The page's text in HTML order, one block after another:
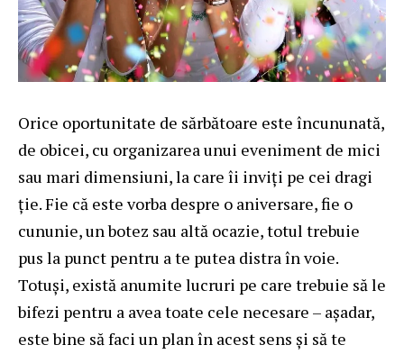
Orice oportunitate de sărbătoare este încununată,
de obicei, cu organizarea unui eveniment de mici
sau mari dimensiuni, la care îi inviți pe cei dragi
ție. Fie că este vorba despre o aniversare, fie o
cununie, un botez sau altă ocazie, totul trebuie
pus la punct pentru a te putea distra în voie.
Totuși, există anumite lucruri pe care trebuie să le
bifezi pentru a avea toate cele necesare – așadar,
este bine să faci un plan în acest sens și să te